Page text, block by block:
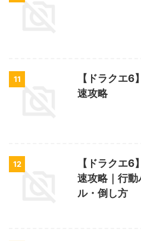
11
【ドラクエ
速攻略
12
【ドラクエ
速攻略｜行
ル・倒し方